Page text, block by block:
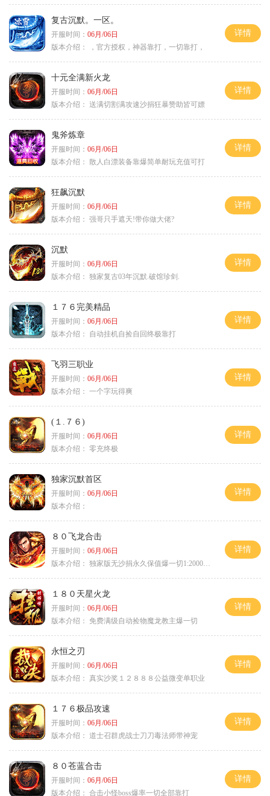
复古沉默。一区。
开服时间： 06月/06日
版本介绍：
，官方授权，神器靠打，一切靠打，
详情
十元全满新火龙
开服时间： 06月/06日
版本介绍： 送满切割满攻速沙捐狂暴赞助皆可嫖
详情
鬼斧炼章
开服时间： 06月/06日
版本介绍： 散人白漂装备靠爆简单耐玩充值可打
详情
狂飙沉默
开服时间： 06月/06日
版本介绍： 强哥只手遮天!带你做大佬?
详情
沉默
开服时间： 06月/06日
版本介绍： 独家复古03年沉默.破馆珍剑.
详情
１７６完美精品
开服时间： 06月/06日
版本介绍：
自动挂机自捡自回终极靠打
详情
飞羽三职业
开服时间： 06月/06日
版本介绍： 一个字玩得爽
详情
(１.７６)
开服时间： 06月/06日
版本介绍： 零充终极
详情
独家沉默首区
开服时间： 06月/06日
版本介绍：
详情
８０飞龙合击
开服时间： 06月/06日
版本介绍： 独家版无沙捐永久保值爆一切1:2000回2
详情
１８０天星火龙
开服时间： 06月/06日
版本介绍： 免费满级自动捡物魔龙教主爆一切
详情
永恒之刃
开服时间： 06月/06日
版本介绍： 真实沙奖１２８８８公益微变单职业
详情
１７６极品攻速
开服时间： 06月/06日
版本介绍： 道士召群虎战士刀刀毒法师带神宠
详情
８０苍蓝合击
开服时间： 06月/06日
版本介绍： 合击小怪boss爆率一切全部靠打
详情